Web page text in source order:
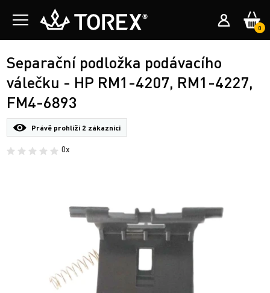
0
Separační podložka podávacího
válečku - HP RM1-4207, RM1-4227,
FM4-6893
Právě prohlíží 2 zákazníci
0x